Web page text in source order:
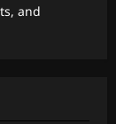
and